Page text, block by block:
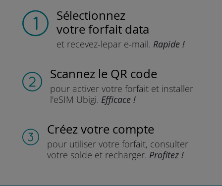
Sélectionnez
votre forfait data
et recevez-lepar e-mail. Rapide !
Scannez le QR code
pour activer votre forfaitet installer
l'eSIM Ubigi. Efficace !
Créez votre compte
pour utiliser votre forfait, consulter
votre solde et recharger. Profitez !